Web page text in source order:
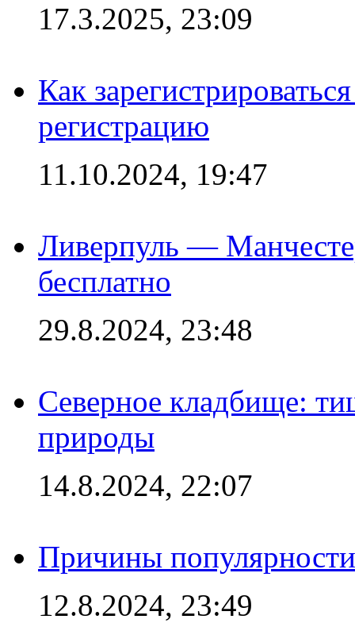
17.3.2025, 23:09
Как
регистрацию
11.10.2024, 19:47
Ливерпуль —
бесплатно
29.8.2024, 23:48
Северное кладбище:
природы
14.8.2024, 22:07
Причины
12.8.2024, 23:49